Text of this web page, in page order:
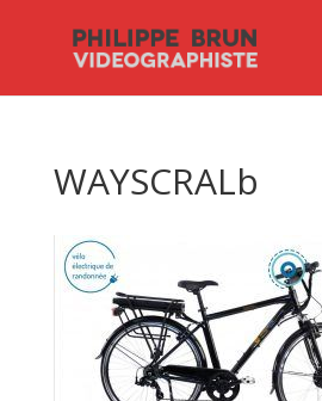
WAYSCRALb